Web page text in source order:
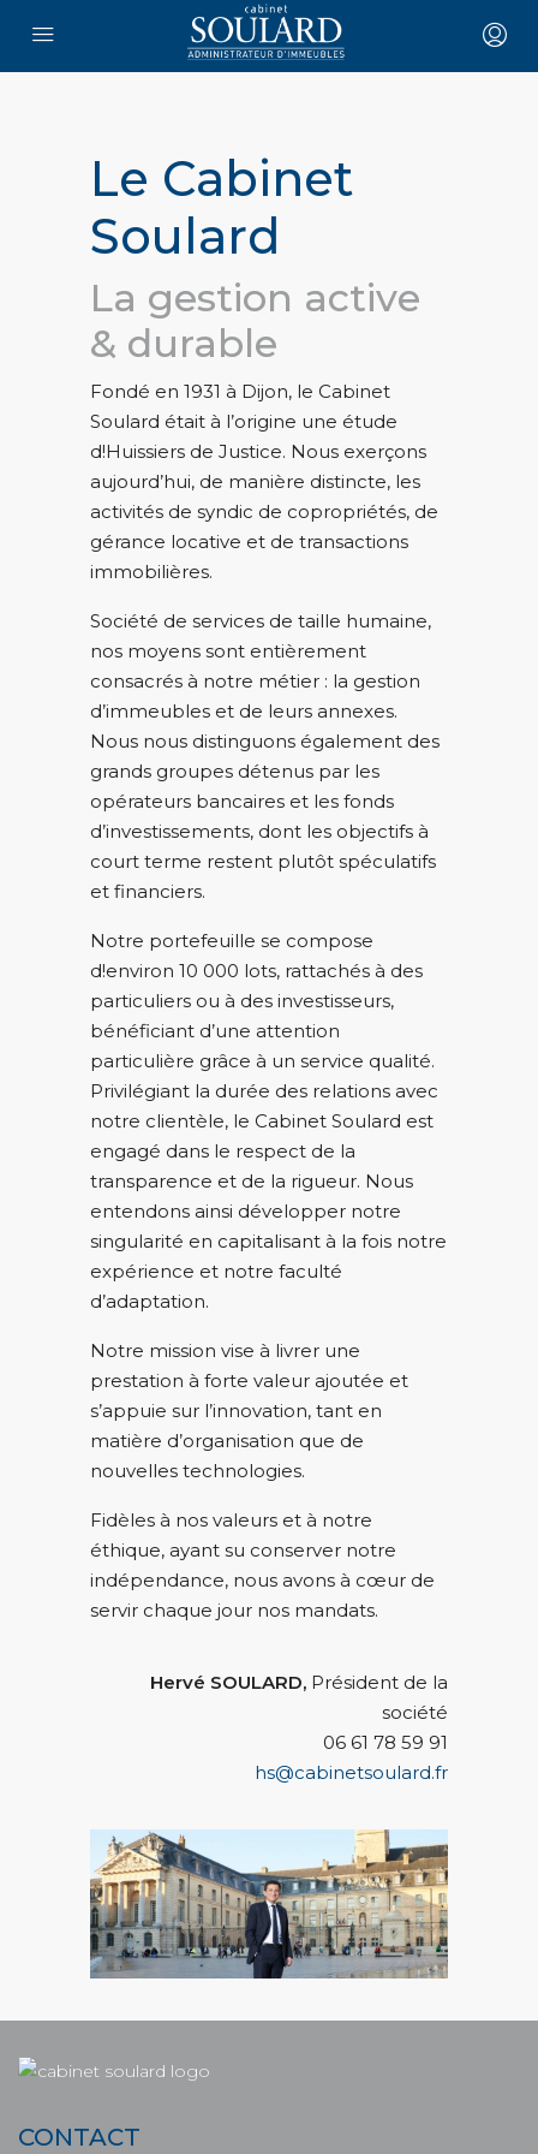
Le Cabinet
Soulard
La gestion active
& durable
Fondé en 1931 à Dijon, le Cabinet
Soulard était à l’origine une étude
d!Huissiers de Justice. Nous exerçons
aujourd’hui, de manière distincte, les
activités de syndic de copropriétés, de
gérance locative et de transactions
immobilières.
Société de services de taille humaine,
nos moyens sont entièrement
consacrés à notre métier : la gestion
d’immeubles et de leurs annexes.
Nous nous distinguons également des
grands groupes détenus par les
opérateurs bancaires et les fonds
d’investissements, dont les objectifs à
court terme restent plutôt spéculatifs
et financiers.
Notre portefeuille se compose
d!environ 10 000 lots, rattachés à des
particuliers ou à des investisseurs,
bénéficiant d’une attention
particulière grâce à un service qualité.
Privilégiant la durée des relations avec
notre clientèle, le Cabinet Soulard est
engagé dans le respect de la
transparence et de la rigueur. Nous
entendons ainsi développer notre
singularité en capitalisant à la fois notre
expérience et notre faculté
d’adaptation.
Notre mission vise à livrer une
prestation à forte valeur ajoutée et
s’appuie sur l’innovation, tant en
matière d’organisation que de
nouvelles technologies.
Fidèles à nos valeurs et à notre
éthique, ayant su conserver notre
indépendance, nous avons à cœur de
servir chaque jour nos mandats.
Hervé SOULARD, Président de la
société
06 61 78 59 91
hs@cabinetsoulard.fr
CONTACT